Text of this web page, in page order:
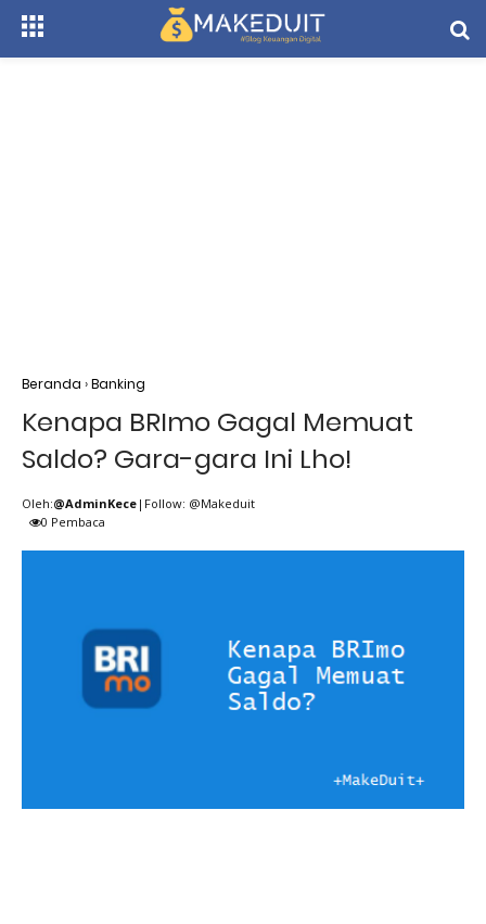
Beranda ›Banking
Kenapa BRImo Gagal Memuat
Saldo? Gara-gara Ini Lho!
Oleh:@AdminKece |Follow: @Makeduit
0 Pembaca